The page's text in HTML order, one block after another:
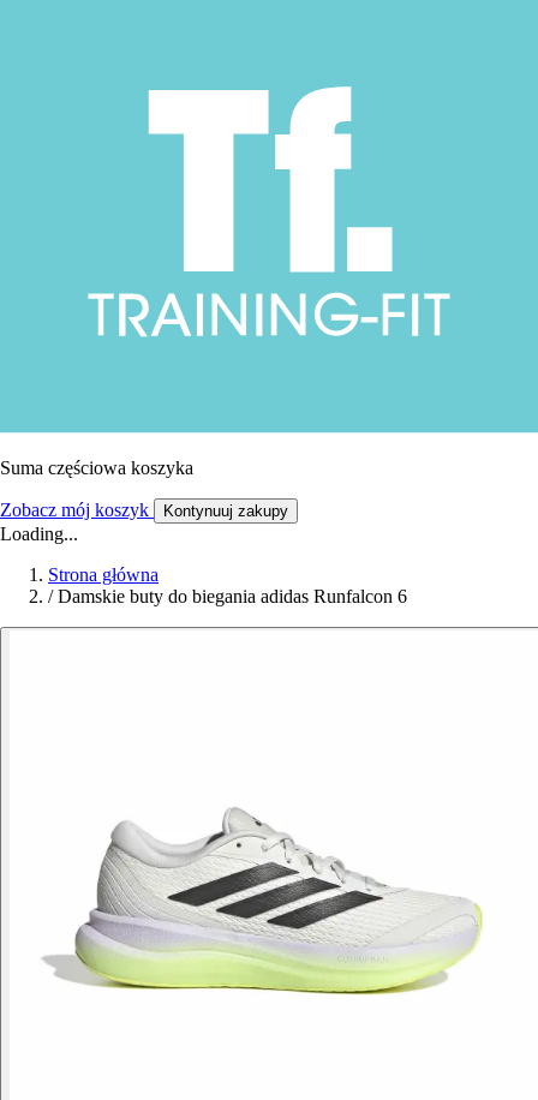
Suma częściowa koszyka
Zobacz mój koszyk Kontynuuj zakupy
Loading...
Strona główna
/ Damskie buty do biegania adidas Runfalcon 6